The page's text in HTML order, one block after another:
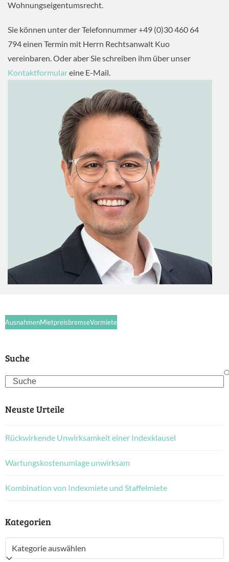
Wohnungseigentumsrecht.
Sie können unter der Telefonnummer +49 (0)30 460 64
794 einen Termin mit Herrn Rechtsanwalt Kuo
vereinbaren. Oder aber Sie schreiben ihm über unser
Kontaktformulareine E-Mail.
AusnahmenMietpreisbremseVormiete
Suche
Search
Neuste Urteile
Rückwirkende Unwirksamkeit einer Indexklausel
Wartungskostenumlage unwirksam
Kombination von Indexmiete und Staffelmiete
Kategorien
Kategorien